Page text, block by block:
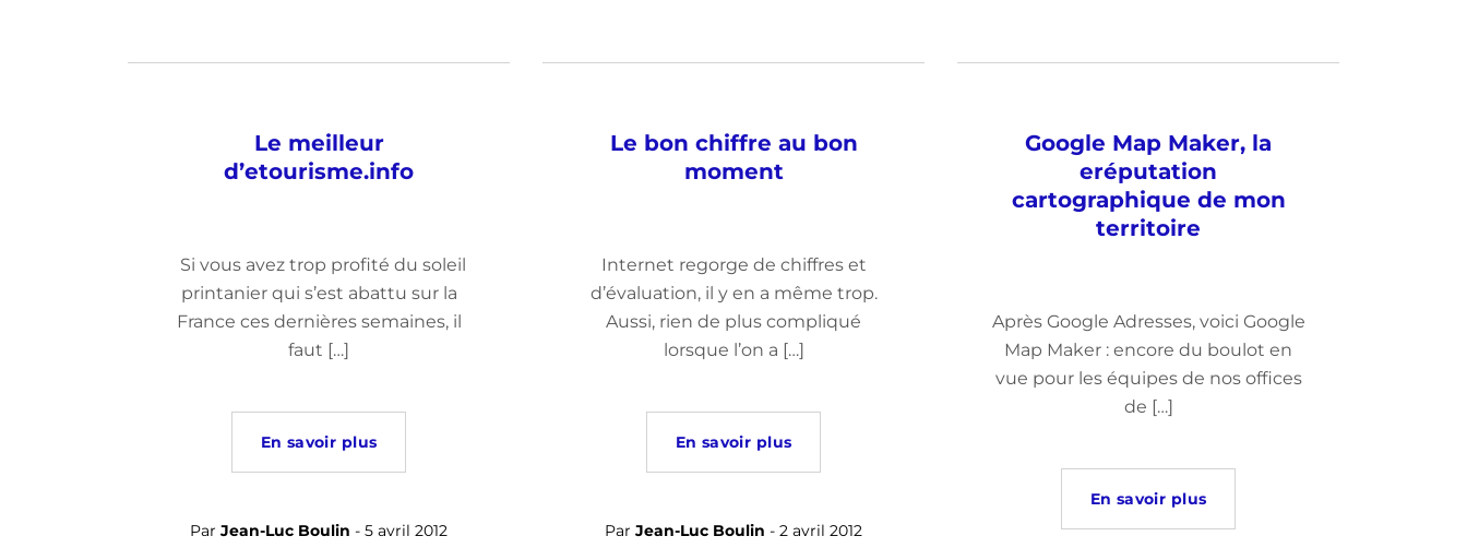
Le meilleur
d’etourisme.info
Si vous avez trop profité du soleil
printanier qui s’est abattu sur la
France ces dernières semaines, il
faut […]
En savoir plus
Par Jean-Luc Boulin - 5 avril 2012
Le bon chiffre au bon
moment
Internet regorge de chiffres et
d’évaluation, il y en a même trop.
Aussi, rien de plus compliqué
lorsque l’on a […]
En savoir plus
Par Jean-Luc Boulin - 2 avril 2012
Google Map Maker, la
eréputation
cartographique de mon
territoire
Après Google Adresses, voici Google
Map Maker : encore du boulot en
vue pour les équipes de nos offices
de […]
En savoir plus